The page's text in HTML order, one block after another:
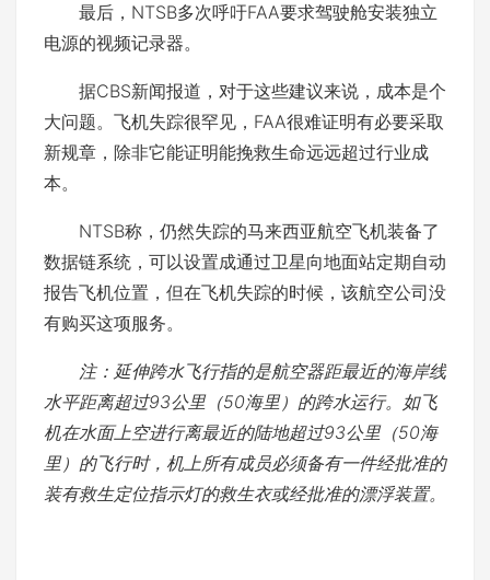
最后，NTSB多次呼吁FAA要求驾驶舱安装独立
电源的视频记录器。
据CBS新闻报道，对于这些建议来说，成本是个
大问题。飞机失踪很罕见，FAA很难证明有必要采取
新规章，除非它能证明能挽救生命远远超过行业成
本。
NTSB称，仍然失踪的马来西亚航空飞机装备了
数据链系统，可以设置成通过卫星向地面站定期自动
报告飞机位置，但在飞机失踪的时候，该航空公司没
有购买这项服务。
注：延伸跨水飞行指的是航空器距最近的海岸线
水平距离超过93公里（50海里）的跨水运行。如飞
机在水面上空进行离最近的陆地超过93公里（50海
里）的飞行时，机上所有成员必须备有一件经批准的
装有救生定位指示灯的救生衣或经批准的漂浮装置。